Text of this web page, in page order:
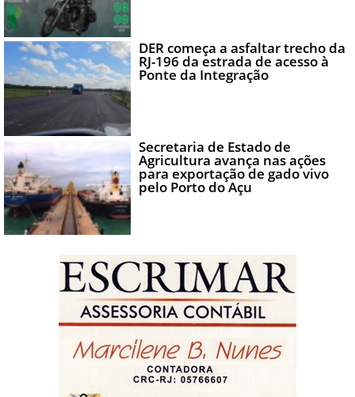
DER começa a asfaltar trecho da
RJ-196 da estrada de acesso à
Ponte da Integração
Secretaria de Estado de
Agricultura avança nas ações
para exportação de gado vivo
pelo Porto do Açu